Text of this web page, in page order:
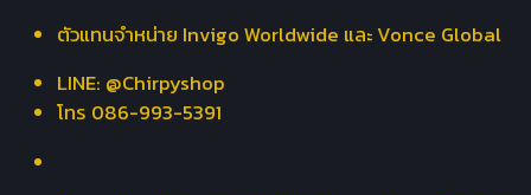
Skip
content
ตัวแทนจำหน่าย Invigo Worldwide และ Vonce Global
LINE: @Chirpyshop
โทร 086-993-5391